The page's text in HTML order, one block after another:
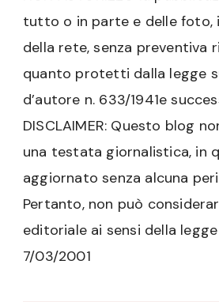
tutto o in parte e delle foto,
della rete, senza preventiva
quanto protetti dalla legge
d’autore n. 633/1941e
DISCLAIMER: Questo blog
una testata giornalistica, in
aggiornato senza alcuna
Pertanto, non può
editoriale ai sensi della
7/03/2001